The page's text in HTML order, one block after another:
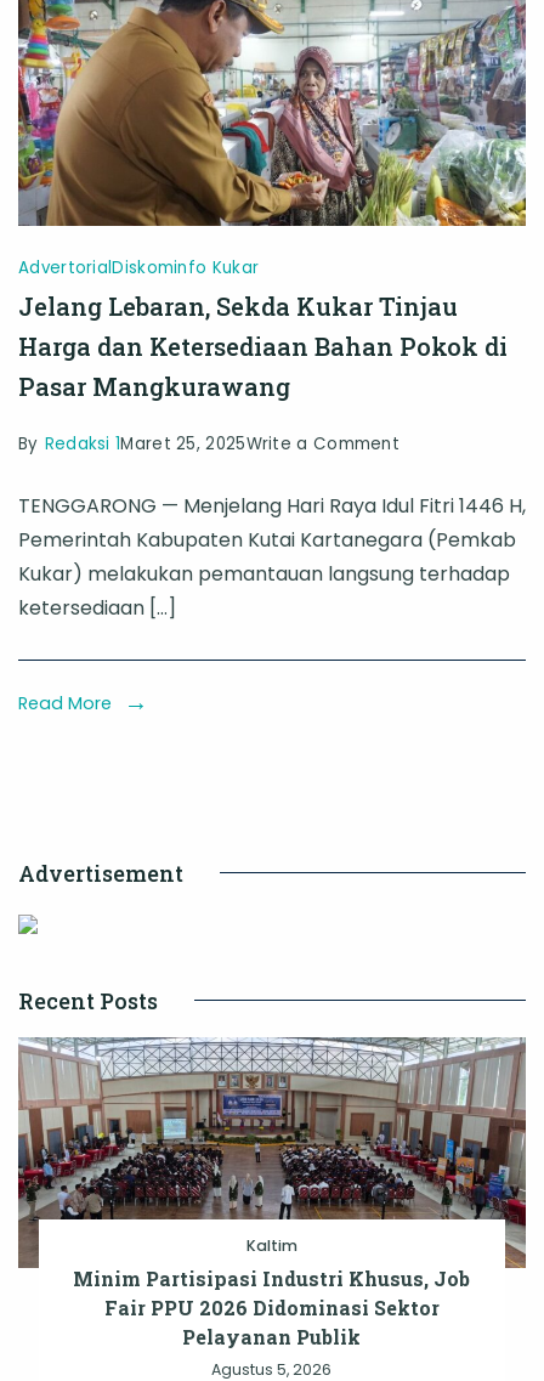
Kebersamaan
AdvertorialDiskominfo Kukar
Jelang Lebaran, Sekda Kukar Tinjau
Harga dan Ketersediaan Bahan Pokok di
Pasar Mangkurawang
By Redaksi 1Maret 25, 2025Write a Comment
Lebaran,
Sekda
Kukar
Harga
Pasar
TENGGARONG — Menjelang Hari Raya Idul Fitri 1446 H,
Pemerintah Kabupaten Kutai Kartanegara (Pemkab
Kukar) melakukan pemantauan langsung terhadap
ketersediaan […]
Read More
Advertisement
Recent Posts
Kaltim
Minim Partisipasi Industri Khusus, Job
Fair PPU 2026 Didominasi Sektor
Pelayanan Publik
Agustus 5, 2026